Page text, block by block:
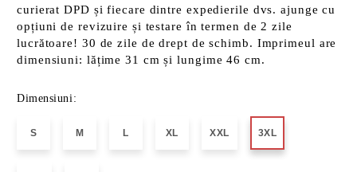
curierat DPD și fiecare dintre expedierile dvs. ajunge cu
opțiuni de revizuire și testare în termen de 2 zile
lucrătoare! 30 de zile de drept de schimb. Imprimeul are
dimensiuni: lățime 31 cm și lungime 46 cm.
Dimensiuni:
S M L XL XXL 3XL